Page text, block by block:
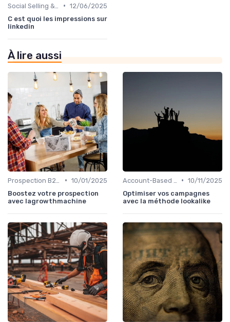
• 12/06/2025
C est quoi les impressions sur
linkedin
À lire aussi
• 10/01/2025
Boostez votre prospection
avec lagrowthmachine
• 10/11/2025
Optimiser vos campagnes
avec la méthode lookalike